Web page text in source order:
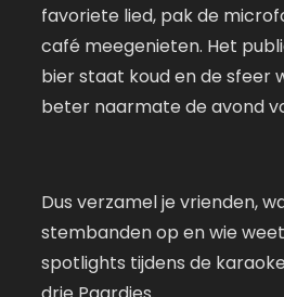
favoriete lied, pak de
café meegenieten. Het
bier staat koud en de sfeer
beter naarmate de avond
Dus verzamel je vrienden,
stembanden op en wie
spotlights tijdens de